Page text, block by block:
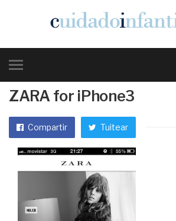
ZARA for iPhone3
Compartir Tuitear